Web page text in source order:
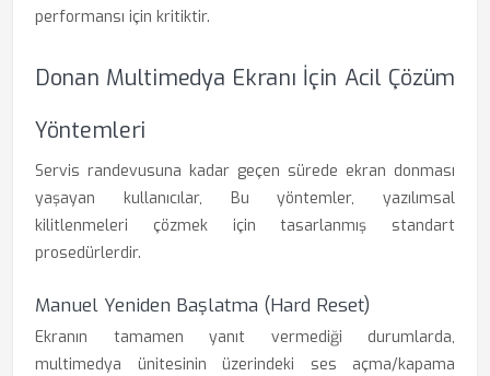
performansı için kritiktir.
Donan Multimedya Ekranı İçin Acil Çözüm
Yöntemleri
Servis randevusuna kadar geçen sürede ekran donması
yaşayan kullanıcılar, Bu yöntemler, yazılımsal
kilitlenmeleri çözmek için tasarlanmış standart
prosedürlerdir.
Manuel Yeniden Başlatma (Hard Reset)
Ekranın tamamen yanıt vermediği durumlarda,
multimedya ünitesinin üzerindeki ses açma/kapama